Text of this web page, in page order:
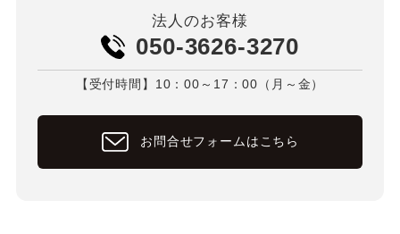
法人のお客様
050-3626-3270
【受付時間】10：00～17：00（月～金）
お問合せフォームはこちら